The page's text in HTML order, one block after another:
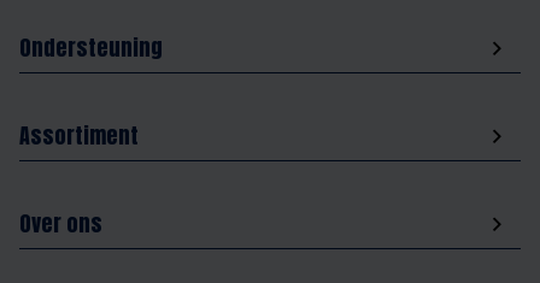
Ondersteuning
Assortiment
Over ons